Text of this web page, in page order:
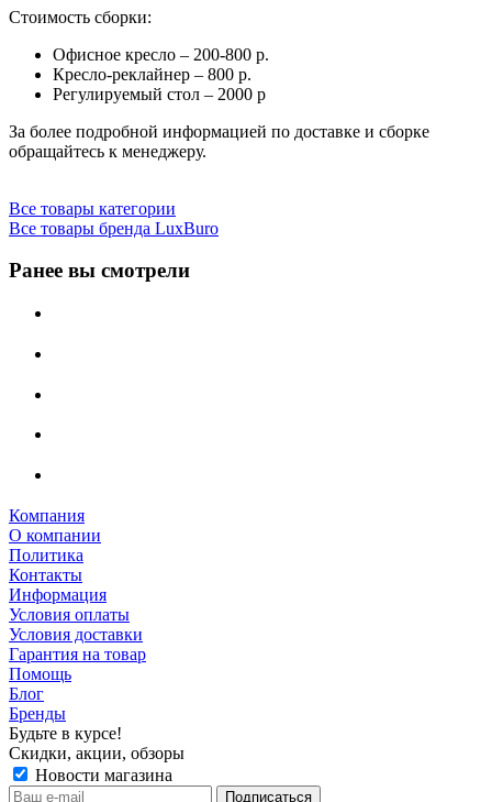
Стоимость сборки:
Офисное кресло – 200-800 р.
Кресло-реклайнер – 800 р.
Регулируемый стол – 2000 р
За более подробной информацией по доставке и сборке
обращайтесь к менеджеру.
Все товары категории
Все товары бренда LuxBuro
Ранее вы смотрели
Компания
О компании
Политика
Контакты
Информация
Условия оплаты
Условия доставки
Гарантия на товар
Помощь
Блог
Бренды
Будьте в курсе!
Скидки, акции, обзоры
Новости магазина